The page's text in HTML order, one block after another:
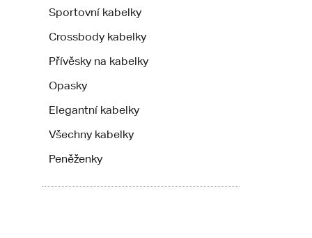
Sportovní kabelky
Crossbody kabelky
Přívěsky na kabelky
Opasky
Elegantní kabelky
Všechny kabelky
Peněženky